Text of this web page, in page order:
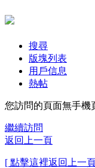
搜尋
版塊列表
用戶信息
熱帖
您訪問的頁面無手機
繼續訪問
返回上一頁
[ 點擊這裡返回上一